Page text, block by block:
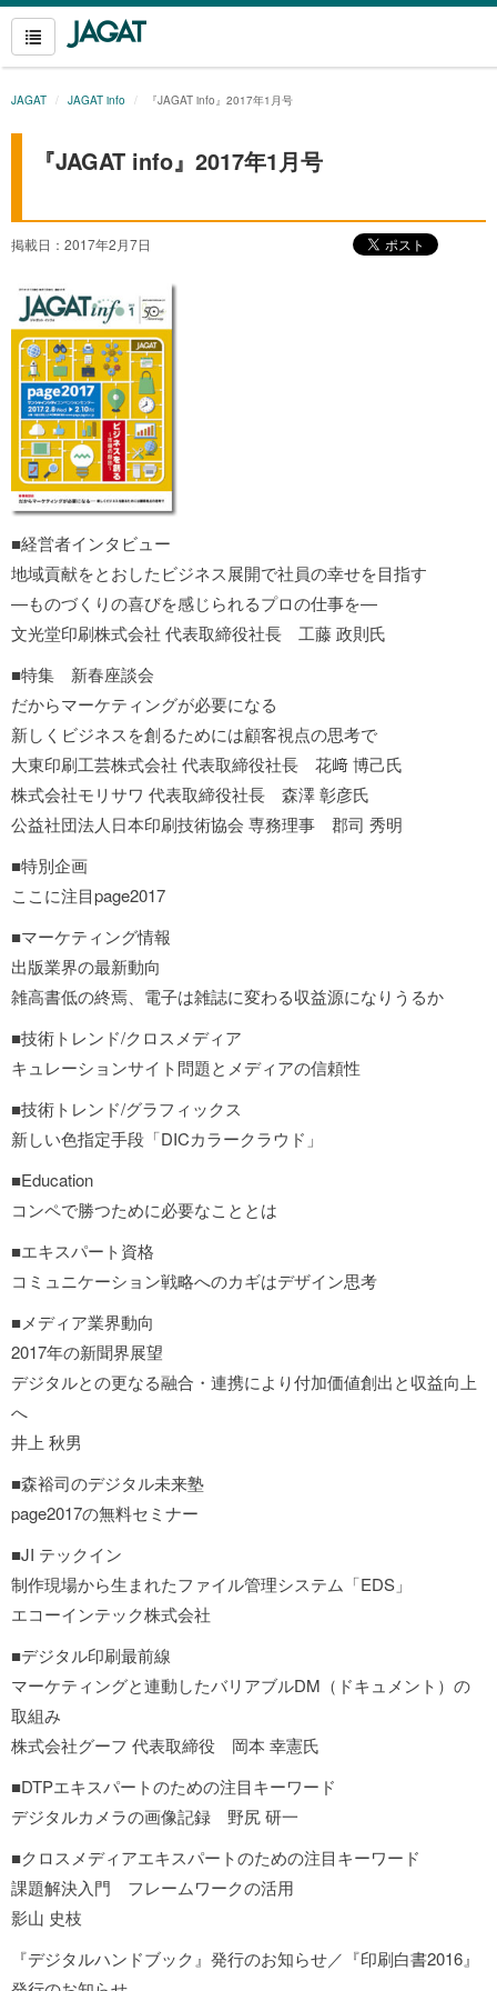
JAGAT JAGAT info 『JAGAT info』2017年1月号
『JAGAT info』2017年1月号
掲載日：2017年2月7日
■経営者インタビュー
地域貢献をとおしたビジネス展開で社員の幸せを目指す
―ものづくりの喜びを感じられるプロの仕事を―
文光堂印刷株式会社 代表取締役社長 工藤 政則氏
■特集 新春座談会
だからマーケティングが必要になる
新しくビジネスを創るためには顧客視点の思考で
大東印刷工芸株式会社 代表取締役社長 花﨑 博己氏
株式会社モリサワ 代表取締役社長 森澤 彰彦氏
公益社団法人日本印刷技術協会 専務理事 郡司 秀明
■特別企画
ここに注目page2017
■マーケティング情報
出版業界の最新動向
雑高書低の終焉、電子は雑誌に変わる収益源になりうるか
■技術トレンド/クロスメディア
キュレーションサイト問題とメディアの信頼性
■技術トレンド/グラフィックス
新しい色指定手段「DICカラークラウド」
■Education
コンペで勝つために必要なこととは
■エキスパート資格
コミュニケーション戦略へのカギはデザイン思考
■メディア業界動向
2017年の新聞界展望
デジタルとの更なる融合・連携により付加価値創出と収益向上
へ
井上 秋男
■森裕司のデジタル未来塾
page2017の無料セミナー
■JI テックイン
制作現場から生まれたファイル管理システム「EDS」
エコーインテック株式会社
■デジタル印刷最前線
マーケティングと連動したバリアブルDM（ドキュメント）の
取組み
株式会社グーフ 代表取締役 岡本 幸憲氏
■DTPエキスパートのための注目キーワード
デジタルカメラの画像記録 野尻 研一
■クロスメディアエキスパートのための注目キーワード
課題解決入門 フレームワークの活用
影山 史枝
『デジタルハンドブック』発行のお知らせ／『印刷白書2016』